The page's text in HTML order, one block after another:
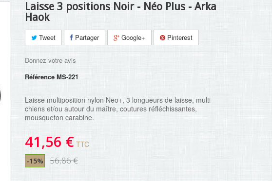
Laisse 3 positions Noir - Néo Plus - Arka
Haok
Tweet Partager Google+ Pinterest
Donnez votre avis
Référence MS-221
Laisse multiposition nylon Neo+, 3 longueurs de laisse, multi
chiens et/ou autour du maître, coutures réfléchissantes,
mousqueton carabine.
41,56 € TTC
-15% 56,86 €